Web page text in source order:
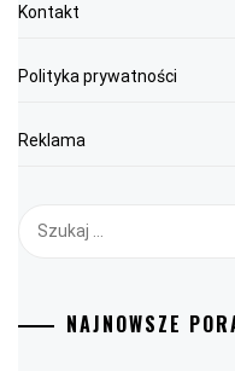
Kontakt
Polityka prywatności
Reklama
NAJNOWSZE